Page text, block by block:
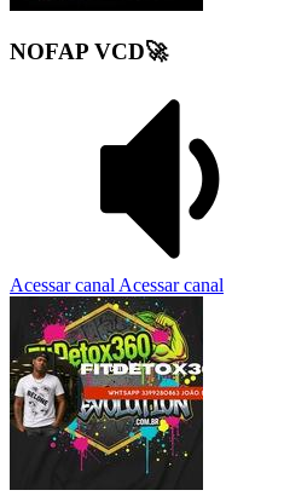
NOFAP VCD🚀
Acessar canal Acessar canal